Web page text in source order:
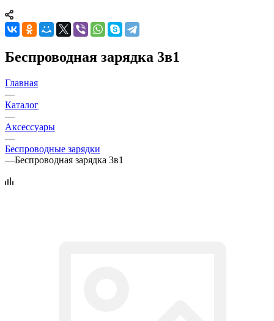
Беспроводная зарядка 3в1
Главная
—
Каталог
—
Аксессуары
—
Беспроводные зарядки
—Беспроводная зарядка 3в1